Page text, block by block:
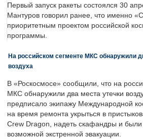
Первый запуск ракеты состоялся 30
Мантуров говорил ранее, что именно
приоритетным проектом российской
программы.
На российском сегменте МКС обнаружили
воздуха
В «Роскосмосе» сообщили, что на
МКС обнаружили два места утечки
предписало экипажу Международной
на время ремонта укрыться в
Crew Dragon, надеть скафандры и были
возможной экстренной эвакуации.